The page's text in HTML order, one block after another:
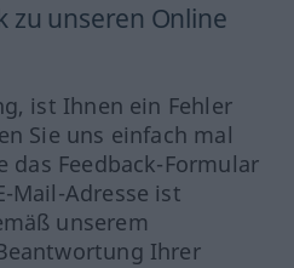
zu unseren Online
ist Ihnen ein Fehler
Sie uns einfach mal
das Feedback-Formular
Mail-Adresse ist
unserem
Ihrer